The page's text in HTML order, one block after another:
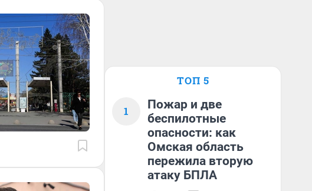
ТОП 5
1
Пожар и две
беспилотные
опасности: как
Омская область
пережила вторую
атаку БПЛА